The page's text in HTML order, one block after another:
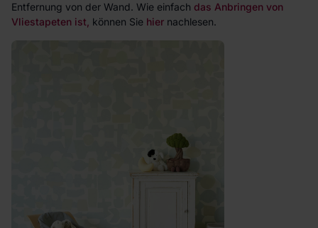
Entfernung von der Wand. Wie einfach das Anbringen von
Vliestapeten ist, können Sie hier nachlesen.